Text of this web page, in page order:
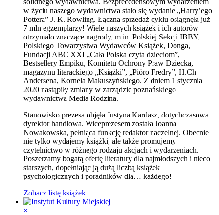
w życiu naszego wydawnictwa stało się wydanie „Harry’ego
Pottera” J. K. Rowling. Łączna sprzedaż cyklu osiągnęła już
7 mln egzemplarzy! Wiele naszych książek i ich autorów
otrzymało znaczące nagrody, m.in. Polskiej Sekcji IBBY,
Polskiego Towarzystwa Wydawców Książek, Donga,
Fundacji ABC XXI „Cała Polska czyta dzieciom”,
Bestsellery Empiku, Komitetu Ochrony Praw Dziecka,
magazynu literackiego „Książki”, „Pióro Fredry”, H.Ch.
Andersena, Kornela Makuszyńskiego. Z dniem 1 stycznia
2020 nastąpiły zmiany w zarządzie poznańskiego
wydawnictwa Media Rodzina.
Stanowisko prezesa objęła Justyna Kardasz, dotychczasowa
dyrektor handlowa. Wiceprezesem została Joanna
Nowakowska, pełniąca funkcję redaktor naczelnej. Obecnie
nie tylko wydajemy książki, ale także promujemy
czytelnictwo w różnego rodzaju akcjach i wydarzeniach.
Poszerzamy bogatą ofertę literatury dla najmłodszych i nieco
starszych, dopełniając ją dużą liczbą książek
psychologicznych i poradników dla… każdego!
Zobacz listę książek
×